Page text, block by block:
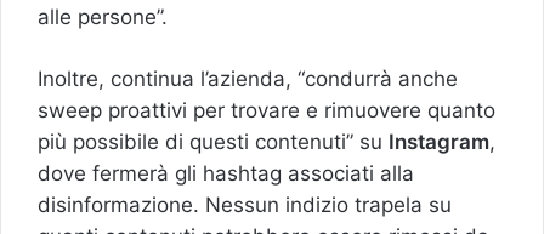
alle persone”.
Inoltre, continua l’azienda, “condurrà anche
sweep proattivi per trovare e rimuovere quanto
più possibile di questi contenuti” su Instagram,
dove fermerà gli hashtag associati alla
disinformazione. Nessun indizio trapela su